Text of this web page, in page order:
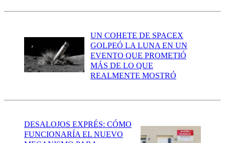
UN COHETE DE SPACEX
GOLPEÓ LA LUNA EN UN
EVENTO QUE PROMETIÓ
MÁS DE LO QUE
REALMENTE MOSTRÓ
DESALOJOS EXPRÉS: CÓMO
FUNCIONARÍA EL NUEVO